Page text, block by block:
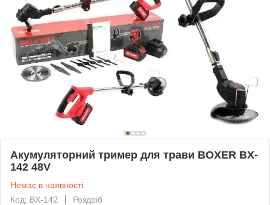
Акумуляторний тример для трави BOXER BX-
142 48V
Немає в наявності
Код: BX-142
Роздріб